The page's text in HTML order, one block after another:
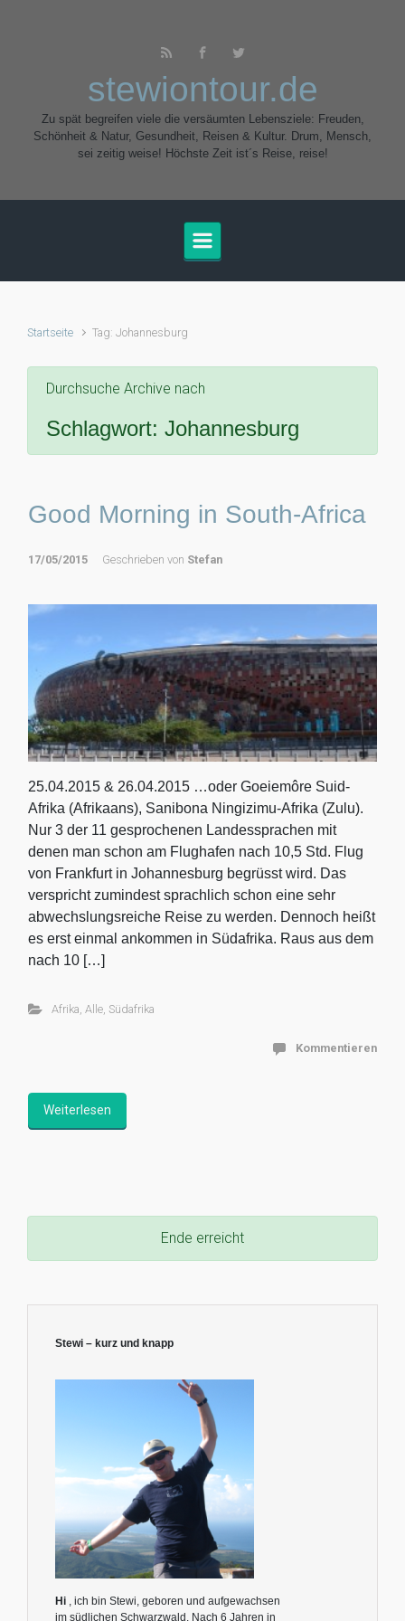
stewiontour.de
Zu spät begreifen viele die versäumten Lebensziele: Freuden,
Schönheit & Natur, Gesundheit, Reisen & Kultur. Drum, Mensch,
sei zeitig weise! Höchste Zeit ist´s Reise, reise!
Startseite Tag: Johannesburg
Durchsuche Archive nach
Schlagwort: Johannesburg
Good Morning in South-Africa
17/05/2015 Geschrieben von Stefan
25.04.2015 & 26.04.2015 …oder Goeiemôre Suid-
Afrika (Afrikaans), Sanibona Ningizimu-Afrika (Zulu).
Nur 3 der 11 gesprochenen Landessprachen mit
denen man schon am Flughafen nach 10,5 Std. Flug
von Frankfurt in Johannesburg begrüsst wird. Das
verspricht zumindest sprachlich schon eine sehr
abwechslungsreiche Reise zu werden. Dennoch heißt
es erst einmal ankommen in Südafrika. Raus aus dem
nach 10 […]
Afrika Alle, Südafrika
Kommentieren
Weiterlesen
Ende erreicht
Stewi – kurz und knapp
Hi , ich bin Stewi, geboren und aufgewachsen
im südlichen Schwarzwald. Nach 6 Jahren in